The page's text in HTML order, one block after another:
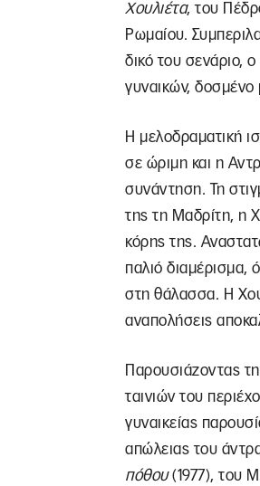
Χουλιέτα, του
Ρωμαίου.
δικό του σενάριο,
γυναικών, δοσμένο
Η μελοδραματική
σε ώριμη και η
συνάντηση. Τη
της τη Μαδρίτη, η
κόρης της.
παλιό διαμέρισμα,
στη θάλασσα. Η
αναπολήσεις
Παρουσιάζοντας
ταινιών του
γυναικείας
απώλειας του
πόθου(1977), του